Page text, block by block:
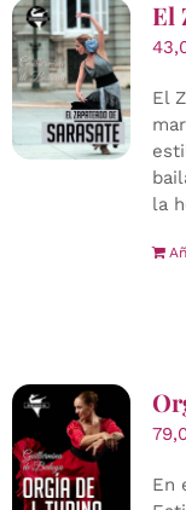
El
El
la
En